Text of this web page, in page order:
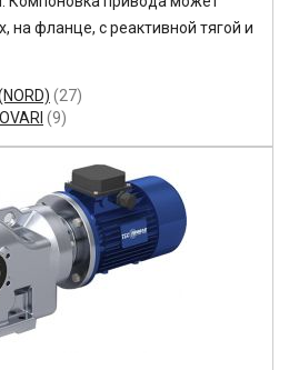
на фланце, с реактивной тягой и
(27)
(9)